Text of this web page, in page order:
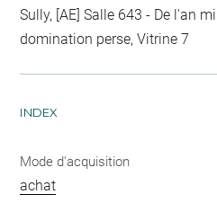
Sully, [AE] Salle 643 - De l'an
domination perse, Vitrine 7
INDEX
Mode d'acquisition
achat